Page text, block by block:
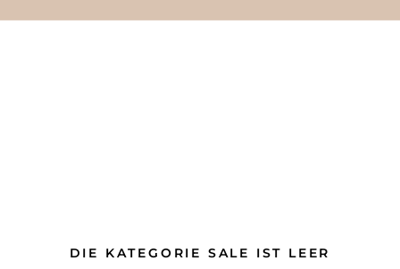
DIE KATEGORIE SALE IST LEER